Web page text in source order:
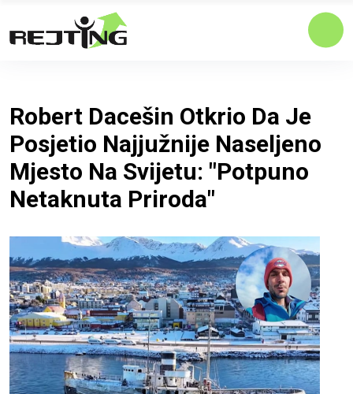
Robert Dacešin Otkrio Da Je
Posjetio Najjužnije Naseljeno
Mjesto Na Svijetu: "Potpuno
Netaknuta Priroda"